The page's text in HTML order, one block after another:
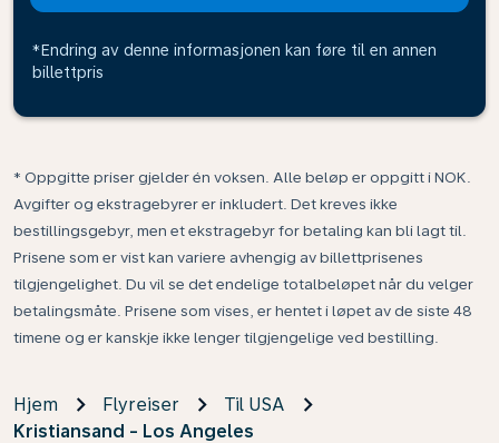
*Endring av denne informasjonen kan føre til en annen
billettpris
* Oppgitte priser gjelder én voksen. Alle beløp er oppgitt i NOK.
Avgifter og ekstragebyrer er inkludert. Det kreves ikke
bestillingsgebyr, men et ekstragebyr for betaling kan bli lagt til.
Prisene som er vist kan variere avhengig av billettprisenes
tilgjengelighet. Du vil se det endelige totalbeløpet når du velger
betalingsmåte. Prisene som vises, er hentet i løpet av de siste 48
timene og er kanskje ikke lenger tilgjengelige ved bestilling.
Hjem Flyreiser
Til USA
Kristiansand - Los Angeles